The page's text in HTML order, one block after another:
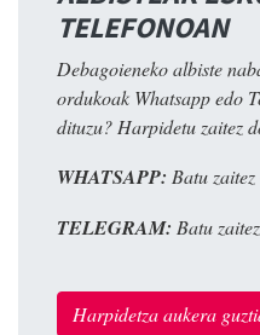
TELEFONOAN
Debagoieneko albiste
ordukoak Whatsapp edo
dituzu? Harpidetu zaitez
WHATSAPP: Batu zaitez
TELEGRAM: Batu zaitez
Harpidetza aukera